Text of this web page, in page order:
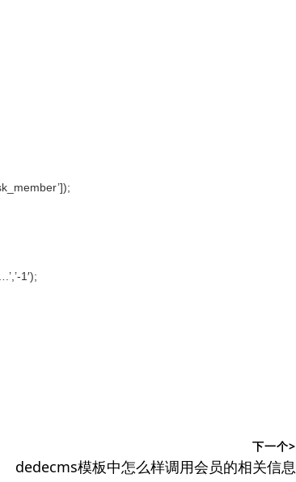
1′);
下一个>
下
dedecms模板中怎么样调用会员的相关信息